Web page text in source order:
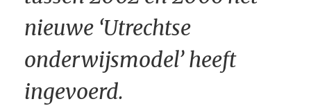
nieuwe ‘Utrechtse
onderwijsmodel’ heeft
ingevoerd.